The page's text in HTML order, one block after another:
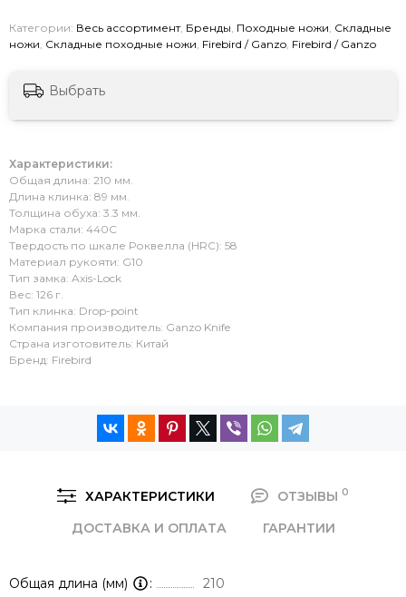
Категории: Весь ассортимент, Бренды, Походные ножи, Складные
ножи, Складные походные ножи, Firebird / Ganzo, Firebird / Ganzo
Выбрать
Характеристики:
Общая длина: 210 мм.
Длина клинка: 89 мм.
Толщина обуха: 3.3 мм.
Марка стали: 440C
Твердость по шкале Роквелла (HRC): 58
Материал рукояти: G10
Тип замка: Axis-Lock
Вес: 126 г.
Тип клинка: Drop-point
Компания производитель: Ganzo Knife
Страна изготовитель: Китай
Бренд: Firebird
ХАРАКТЕРИСТИКИ ОТЗЫВЫ 0
ДОСТАВКА И ОПЛАТА ГАРАНТИИ
Общая длина (мм) 210